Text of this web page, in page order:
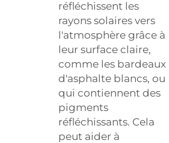
réfléchissent les
rayons solaires vers
l'atmosphère grâce à
leur surface claire,
comme les bardeaux
d'asphalte blancs, ou
qui contiennent des
pigments
réfléchissants. Cela
peut aider à